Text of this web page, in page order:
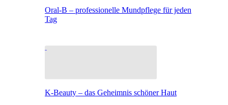
Oral-B – professionelle Mundpflege für jeden
Tag
K-Beauty – das Geheimnis schöner Haut